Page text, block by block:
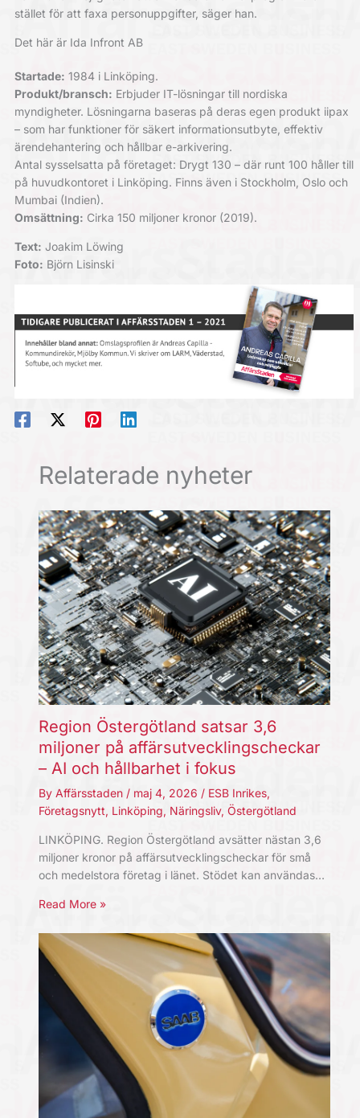
stället för att faxa personuppgifter, säger han.
Det här är Ida Infront AB
Startade: 1984 i Linköping.
Produkt/bransch: Erbjuder IT-lösningar till nordiska
myndigheter. Lösningarna baseras på deras egen produkt iipax
– som har funktioner för säkert informationsutbyte, effektiv
ärendehantering och hållbar e-arkivering.
Antal sysselsatta på företaget: Drygt 130 – där runt 100 håller till
på huvudkontoret i Linköping. Finns även i Stockholm, Oslo och
Mumbai (Indien).
Omsättning: Cirka 150 miljoner kronor (2019).
Text: Joakim Löwing
Foto: Björn Lisinski
Relaterade nyheter
Region Östergötland satsar 3,6
miljoner på affärsutvecklingscheckar
– AI och hållbarhet i fokus
By Affärsstaden / maj 4, 2026 / ESB Inrikes,
Företagsnytt, Linköping, Näringsliv, Östergötland
LINKÖPING. Region Östergötland avsätter nästan 3,6
miljoner kronor på affärsutvecklingscheckar för små
och medelstora företag i länet. Stödet kan användas…
Read More »